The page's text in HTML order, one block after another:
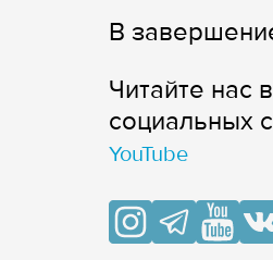
В
Читайте нас
cоциальных
YouTube